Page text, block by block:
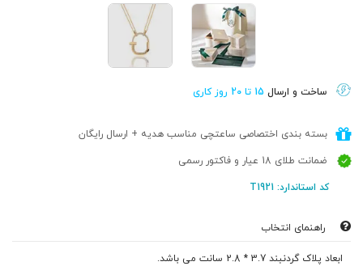
ساخت و ارسال 15 تا 20 روز کاری
بسته بندی اختصاصی ساعتچی مناسب هدیه + ارسال رایگان
ضمانت طلای 18 عیار و فاکتور رسمی
کد استاندارد: T1921
راهنمای انتخاب
ابعاد پلاک گردنبند 3.7 * 2.8 سانت می باشد.